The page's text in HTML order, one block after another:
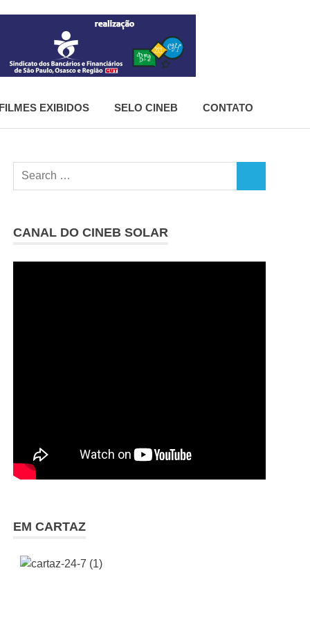
FILMES EXIBIDOS SELO CINEB CONTATO
Search
CANAL DO CINEB SOLAR
EM CARTAZ